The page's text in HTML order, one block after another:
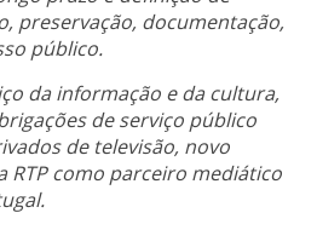
preservação, documentação,
público.
da informação e da cultura,
de serviço público
de televisão, novo
RTP como parceiro mediático